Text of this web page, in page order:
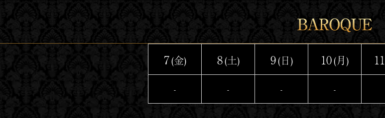
キ
7(金) 8(土) 9(日) 10(月) 11
- - - -